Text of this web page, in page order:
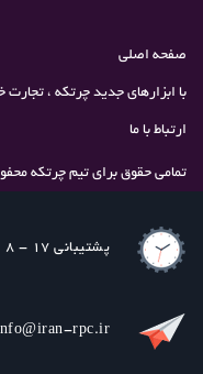
صفحه اصلی
با ابزارهای جدید چرتکه ،
ارتباط با ما
تمامی حقوق برای تیم چرتکه
پشتیبانی 17 - 8
rpc.ir